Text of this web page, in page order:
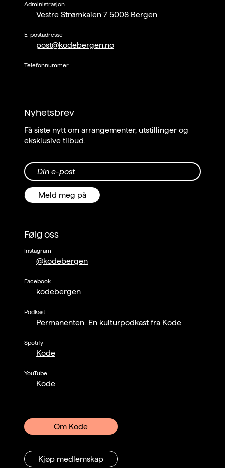
Administrasjon
Vestre Strømkaien 7 5008 Bergen
E-postadresse
post@kodebergen.no
Telefonnummer
Nyhetsbrev
Få siste nytt om arrangementer, utstillinger og
eksklusive tilbud.
Din e-post
Meld meg på
Følg oss
Instagram
@kodebergen
Facebook
kodebergen
Podkast
Permanenten: En kulturpodkast fra Kode
Spotify
Kode
YouTube
Kode
Om Kode
Kjøp medlemskap